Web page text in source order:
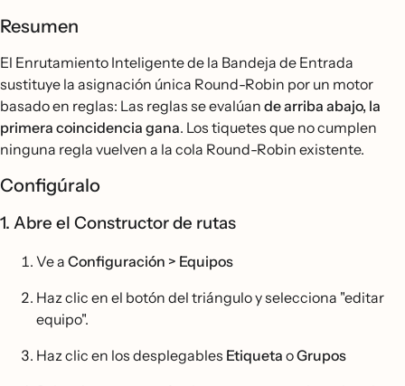
Resumen
El Enrutamiento Inteligente de la Bandeja de Entrada
sustituye la asignación única Round-Robin por un motor
basado en reglas: Las reglas se evalúan de arriba abajo, la
primera coincidencia gana. Los tiquetes que no cumplen
ninguna regla vuelven a la cola Round-Robin existente.
Configúralo
1. Abre el Constructor de rutas
Ve a Configuración > Equipos
Haz clic en el botón del triángulo y selecciona "editar
equipo".
Haz clic en los desplegables Etiqueta oGrupos